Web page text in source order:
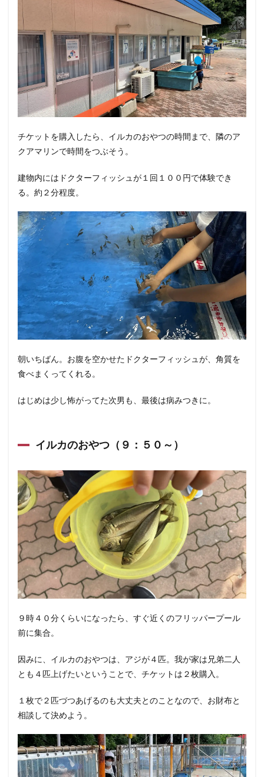
チケットを購入したら、イルカのおやつの時間まで、隣のア
クアマリンで時間をつぶそう。
建物内にはドクターフィッシュが１回１００円で体験でき
る。約２分程度。
朝いちばん。お腹を空かせたドクターフィッシュが、角質を
食べまくってくれる。
はじめは少し怖がってた次男も、最後は病みつきに。
イルカのおやつ（９：５０～）
９時４０分くらいになったら、すぐ近くのフリッパープール
前に集合。
因みに、イルカのおやつは、アジが４匹。我が家は兄弟二人
とも４匹上げたいということで、チケットは２枚購入。
１枚で２匹づつあげるのも大丈夫とのことなので、お財布と
相談して決めよう。